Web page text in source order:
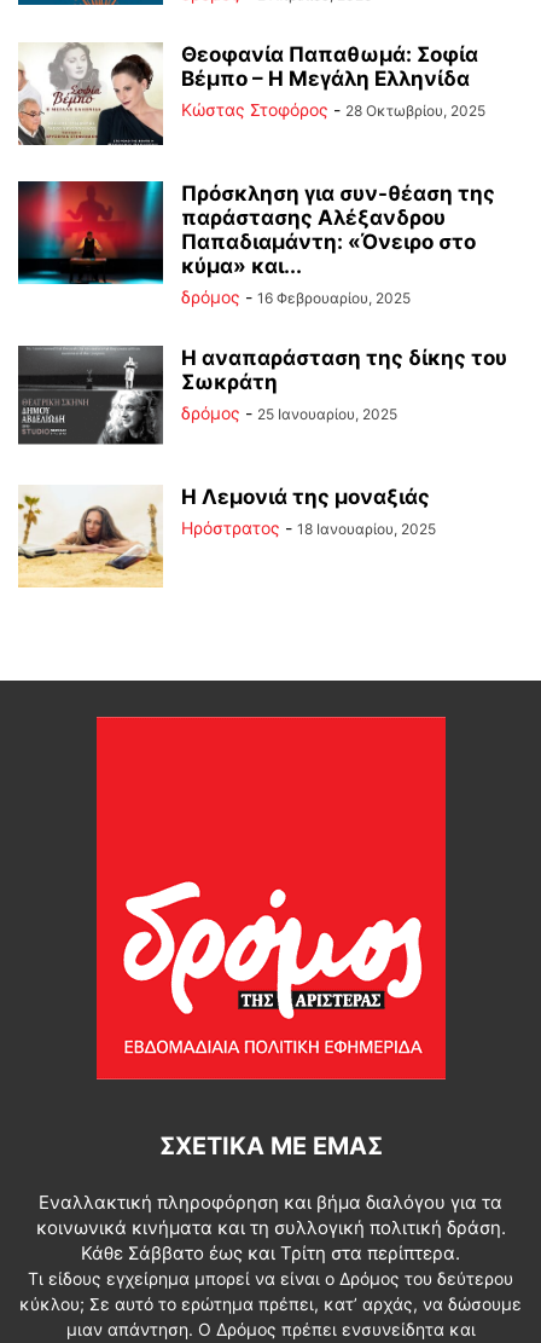
Θεοφανία Παπαθωμά: Σοφία
Βέμπο – Η Μεγάλη Ελληνίδα
Κώστας Στοφόρος - 28 Οκτωβρίου, 2025
Πρόσκληση για συν-θέαση της
παράστασης Αλέξανδρου
Παπαδιαμάντη: «Όνειρο στο
κύμα» και...
δρόμος - 16 Φεβρουαρίου, 2025
Η αναπαράσταση της δίκης του
Σωκράτη
δρόμος - 25 Ιανουαρίου, 2025
Η Λεμονιά της μοναξιάς
Ηρόστρατος - 18 Ιανουαρίου, 2025
ΣΧΕΤΙΚΆ ΜΕ ΕΜΆΣ
Εναλλακτική πληροφόρηση και βήμα διαλόγου για τα
κοινωνικά κινήματα και τη συλλογική πολιτική δράση.
Κάθε Σάββατο έως και Τρίτη στα περίπτερα.
Τι είδους εγχείρημα μπορεί να είναι ο Δρόμος του δεύτερου
κύκλου; Σε αυτό το ερώτημα πρέπει, κατ’ αρχάς, να δώσουμε
μιαν απάντηση. Ο Δρόμος πρέπει ενσυνείδητα και